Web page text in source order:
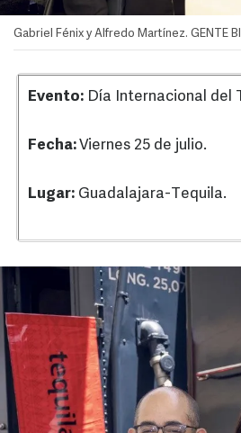
Gabriel Fénix y Alfredo Martínez. GENTE
Evento: Día Internacional del
Fecha:Viernes 25 de julio.
Lugar: Guadalajara-Tequila.